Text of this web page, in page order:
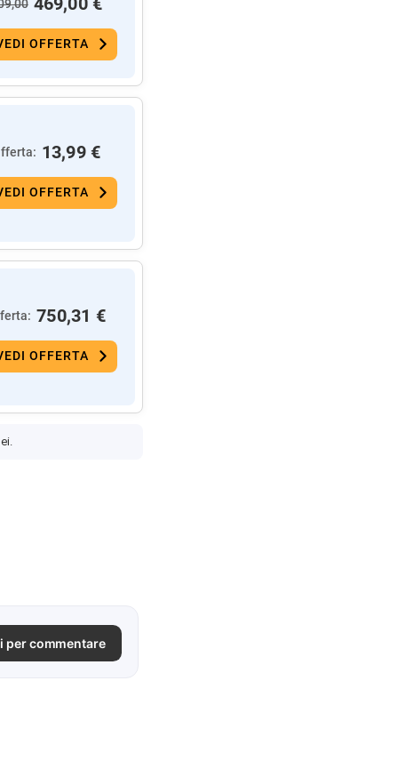
OFFERTA
13,99 €
OFFERTA
750,31 €
OFFERTA
per commentare